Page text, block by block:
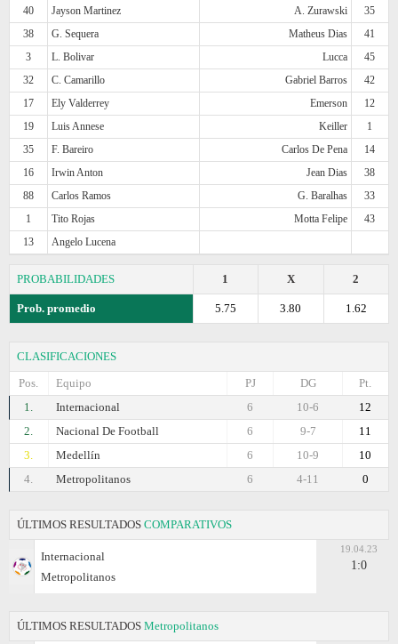
40 Jayson Martinez A. Zurawski
35
38
G. Sequera Matheus Dias
41
3
L. Bolivar Lucca
45
32
C. Camarillo Gabriel Barros
42
17
Ely Valderrey Emerson
12
19
Luis Annese Keiller
1
35
F. Bareiro Carlos De Pena
14
16
Irwin Anton Jean Dias
38
88
Carlos Ramos G. Baralhas
33
1
Tito Rojas Motta Felipe
43
13
Angelo Lucena
PROBABILIDADES 2
X
1
Prob. promedio 1.62
3.80
5.75
CLASIFICACIONES
Pos.
Equipo Pt.
DG
PJ
1.
Internacional 12
10-6
6
2.
Nacional De Football 11
9-7
6
3.
Medellín 10
10-9
6
4.
Metropolitanos 0
4-11
6
ÚLTIMOS RESULTADOS COMPARATIVOS
Internacional
Metropolitanos
19.04.23
1:0
ÚLTIMOS RESULTADOS Metropolitanos